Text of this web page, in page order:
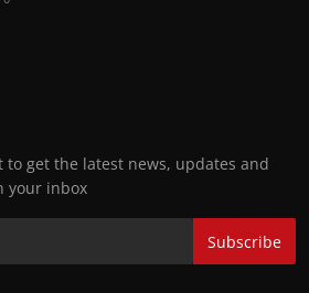
to get the latest news, updates and
your inbox
Subscribe